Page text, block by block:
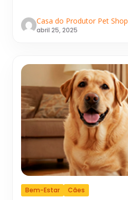
Casa do Produtor Pet Shop
abril 25, 2025
Bem-Estar Cães